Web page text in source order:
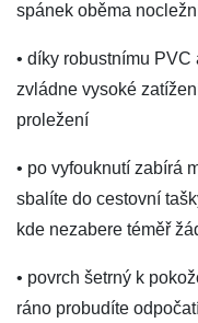
spánek oběma
• díky robustnímu
zvládne vysoké
proležení
• po vyfouknutí zabírá
sbalíte do cestovní
kde nezabere téměř
• povrch šetrný k
ráno probudíte